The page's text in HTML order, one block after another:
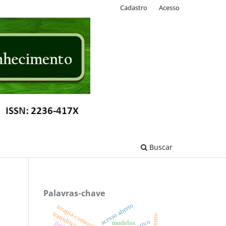
Buscar
Cadastro Acesso
Palavras-chave
terapia comunitáriaacesso aberto
modelos